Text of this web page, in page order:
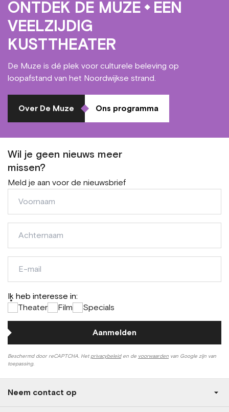
ONTDEK DE MUZE EEN
VEELZIJDIG
KUSTTHEATER
De Muze is dé plek voor culturele beleving op
loopafstand van het Noordwijkse strand.
Over De Muze Ons programma
Wil je geen nieuws meer
missen?
Meld je aan voor de nieuwsbrief
Ik heb interesse in:
*
Theater Film Specials
mail
Aanmelden
Beschermd door reCAPTCHA. Het privacybeleiden de voorwaarden van Google zijn van
toepassing.
Neem contact op